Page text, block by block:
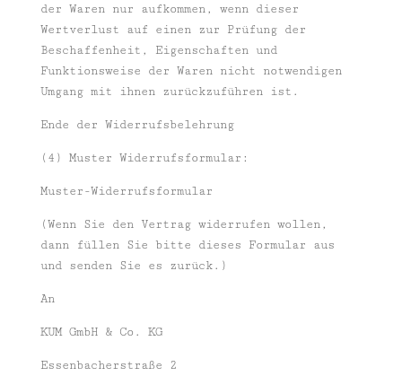
der Waren nur aufkommen, wenn dieser
Wertverlust auf einen zur Prüfung der
Beschaffenheit, Eigenschaften und
Funktionsweise der Waren nicht notwendigen
Umgang mit ihnen zurückzuführen ist.
Ende der Widerrufsbelehrung
(4) Muster Widerrufsformular:
Muster-Widerrufsformular
(Wenn Sie den Vertrag widerrufen wollen,
dann füllen Sie bitte dieses Formular aus
und senden Sie es zurück.)
An
KUM GmbH & Co. KG
Essenbacherstraße 2